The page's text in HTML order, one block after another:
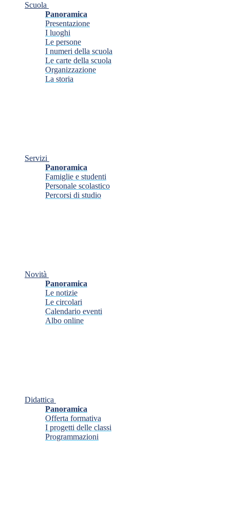
Scuola
Panoramica
Presentazione
I luoghi
Le persone
I numeri della scuola
Le carte della scuola
Organizzazione
La storia
Servizi
Panoramica
Famiglie e studenti
Personale scolastico
Percorsi di studio
Novità
Panoramica
Le notizie
Le circolari
Calendario eventi
Albo online
Didattica
Panoramica
Offerta formativa
I progetti delle classi
Programmazioni